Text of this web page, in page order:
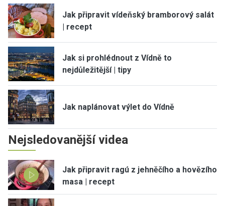
Jak připravit vídeňský bramborový salát
| recept
Jak si prohlédnout z Vídně to
nejdůležitější | tipy
Jak naplánovat výlet do Vídně
Nejsledovanější videa
Jak připravit ragú z jehněčího a hovězího
masa | recept